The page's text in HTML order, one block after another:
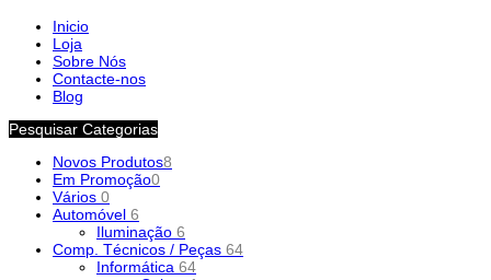
Inicio
Loja
Sobre Nós
Contacte-nos
Blog
Pesquisar Categorias
Novos Produtos8
Em Promoção0
Vários 0
Automóvel 6
Iluminação 6
Comp. Técnicos / Peças 64
Informática 64